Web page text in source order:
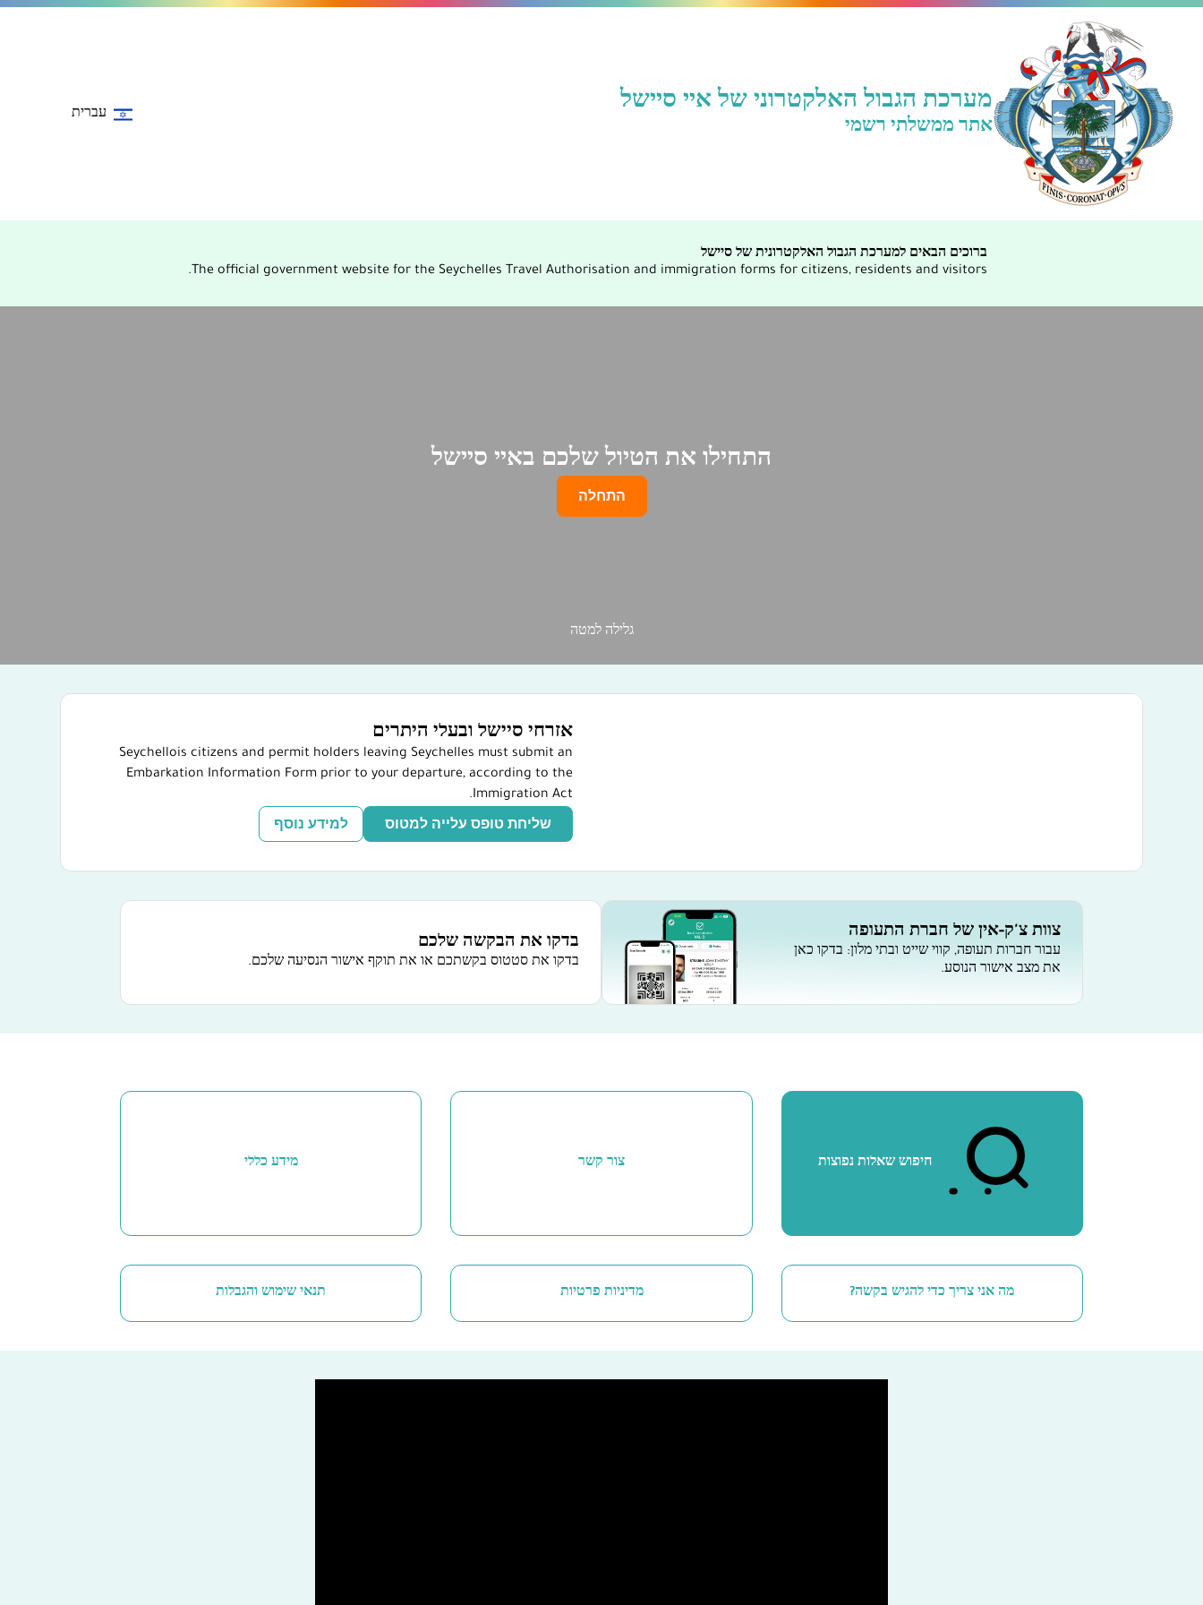
מערכת הגבול האלקטרוני של איי סיישל
אתר ממשלתי רשמי
עברית
ברוכים הבאים למערכת הגבול האלקטרונית של סיישל
The official government website for the Seychelles Travel Authorisation and immigration forms for citizens, residents and visitors.
התחילו את הטיול שלכם באיי סיישל
התחלה
גלילה למטה
אזרחי סיישל ובעלי היתרים
Seychellois citizens and permit holders leaving Seychelles must submit an
Embarkation Information Form prior to your departure, according to the
Immigration Act.
שליחת טופס עלייה למטוס למידע נוסף
צוות צ'ק-אין של חברת התעופה
עבור חברות תעופה, קווי שייט ובתי מלון: בדקו כאן
את מצב אישור הנוסע.
בדקו את הבקשה שלכם
בדקו את סטטוס בקשתכם או את תוקף אישור הנסיעה שלכם.
חיפוש שאלות נפוצות צור קשר מידע כללי
מה אני צריך כדי להגיש בקשה? מדיניות פרטיות תנאי שימוש והגבלות